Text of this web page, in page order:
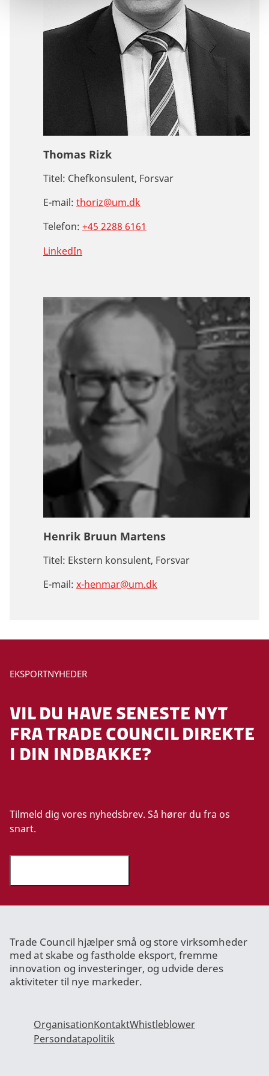
Thomas Rizk
Titel: Chefkonsulent, Forsvar
E-mail: thoriz@um.dk
Telefon: +45 2288 6161
LinkedIn
Henrik Bruun Martens
Titel: Ekstern konsulent, Forsvar
E-mail: x-henmar@um.dk
EKSPORTNYHEDER
VIL DU HAVE SENESTE NYT
FRA TRADE COUNCIL DIREKTE
I DIN INDBAKKE?
Tilmeld dig vores nyhedsbrev. Så hører du fra os
snart.
Trade Council hjælper små og store virksomheder
med at skabe og fastholde eksport, fremme
innovation og investeringer, og udvide deres
aktiviteter til nye markeder.
OrganisationKontaktWhistleblower
Persondatapolitik